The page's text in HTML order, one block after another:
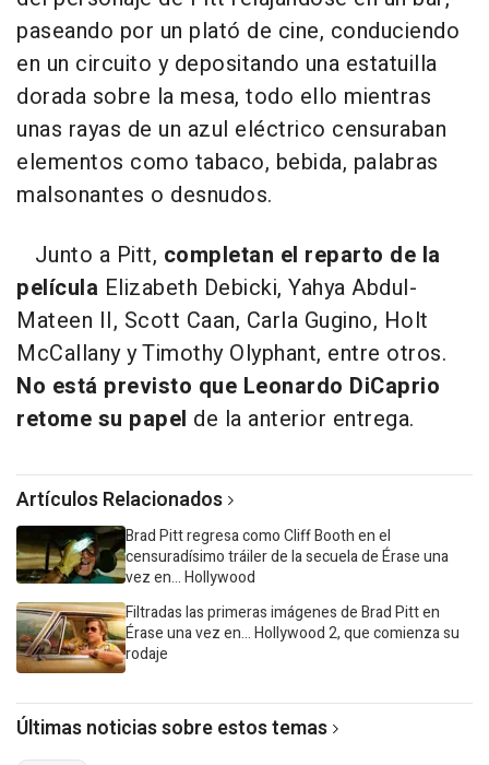
paseando por un plató de cine, conduciendo
en un circuito y depositando una estatuilla
dorada sobre la mesa, todo ello mientras
unas rayas de un azul eléctrico censuraban
elementos como tabaco, bebida, palabras
malsonantes o desnudos.
Junto a Pitt, completan el reparto de la
película Elizabeth Debicki, Yahya Abdul-
Mateen II, Scott Caan, Carla Gugino, Holt
McCallany y Timothy Olyphant, entre otros.
No está previsto que Leonardo DiCaprio
retome su papel de la anterior entrega.
Artículos Relacionados
Brad Pitt regresa como Cliff Booth en el
censuradísimo tráiler de la secuela de Érase una
vez en... Hollywood
Filtradas las primeras imágenes de Brad Pitt en
Érase una vez en... Hollywood 2, que comienza su
rodaje
Últimas noticias sobre estos temas